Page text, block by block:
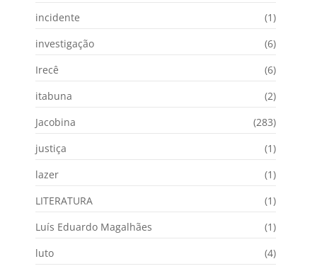
incidente
(1)
investigação
(6)
Irecê
(6)
itabuna
(2)
Jacobina
(283)
justiça
(1)
lazer
(1)
LITERATURA
(1)
Luís Eduardo Magalhães
(1)
luto
(4)